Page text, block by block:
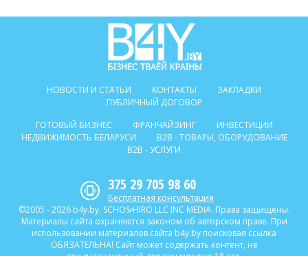
НОВОСТИ И СТАТЬИ КОНТАКТЫ
ЗАКЛАДКИ
ПУБЛИЧНЫЙ ДОГОВОР
ГОТОВЫЙ БИЗНЕС
ФРАНЧАЙЗИНГ
ИНВЕСТИЦИИ
НЕДВИЖИМОСТЬ БЕЛАРУСИ
B2B - ТОВАРЫ, ОБОРУДОВАНИЕ
B2B - УСЛУГИ
375 29 705 98 60
Бесплатная консультация
©2005 - 2026 b4y.by. SCHOSᶳHIRO LLC INC MEDIA. Права защищены.
Материалы сайта охраняются законом об авторском праве. При
использовании материалов сайта b4y.by поисковая ссылка
ОБЯЗАТЕЛЬНА! Сайт может содержать контент, не